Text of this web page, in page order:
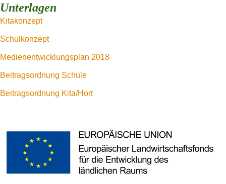
Unterlagen
Kitakonzept
Schulkonzept
Medienentwicklungsplan 2018
Beitragsordnung Schule
Beitragsordnung Kita/Hort